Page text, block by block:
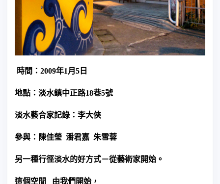
時間： 2009年1 月 5 日
地點：淡水鎮中正路18巷5號
淡水藝合家記錄：李大俠
參與：陳佳瑩 潘君嘉 朱雪蓉
另一種行徑淡水的好方式－從藝術家開始。
這個空間 由我們開始，